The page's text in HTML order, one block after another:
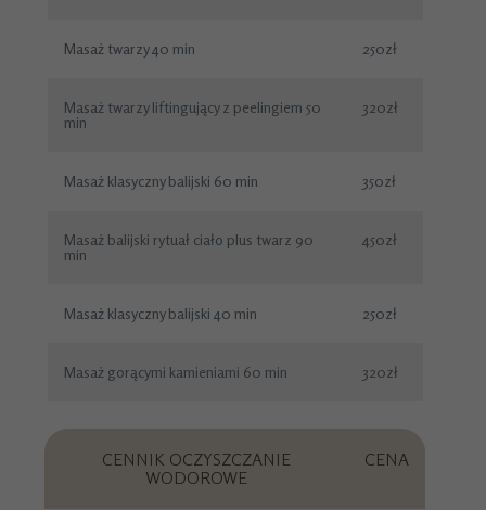
Masaż twarzy 40 min 250zł
Masaż twarzy liftingujący z peelingiem 50
min
320zł
Masaż klasyczny balijski 60 min 350zł
Masaż balijski rytuał ciało plus twarz 90
min
450zł
Masaż klasyczny balijski 40 min 250zł
Masaż gorącymi kamieniami 60 min 320zł
CENNIK OCZYSZCZANIE
WODOROWE
CENA